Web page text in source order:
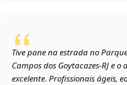
Tive pane na estrada no
Campos dos Goytacazes‑RJ e
excelente. Profissionais ágeis,